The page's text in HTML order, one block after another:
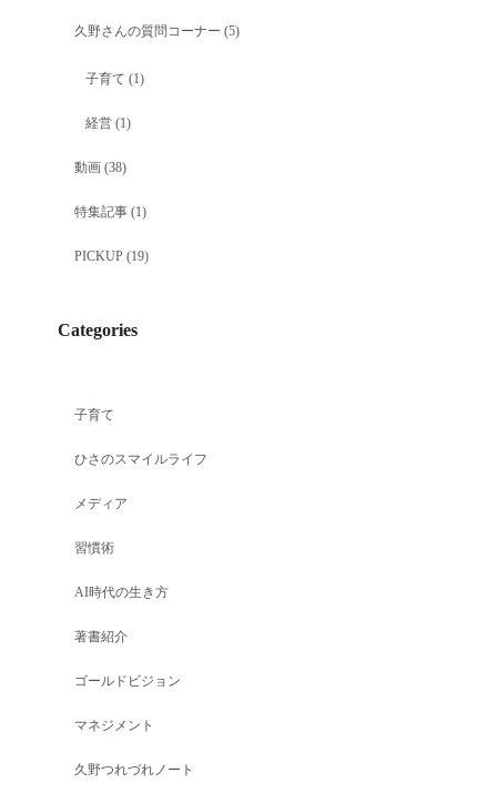
久野さんの質問コーナー (5)
子育て (1)
経営(1)
動画(38)
特集記事(1)
PICKUP(19)
Categories
子育て
ひさのスマイルライフ
メディア
習慣術
AI時代の生き方
著書紹介
ゴールドビジョン
マネジメント
久野つれづれノート